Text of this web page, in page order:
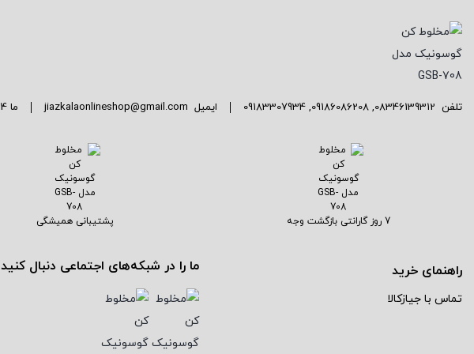
توستر
توستر نان
سالاد ساز
ساندویچ ساز
تلفن 08346139312
,
09186086208
,
09183307934 ایمیل jiazkalaonlineshop@gmail.com ما 24 ساعته 7 روز هفته پاسخگوی شما هستیم.
7 روز گارانتی بازگشت وجه پشتیبانی همیشگی
راهنمای خرید
تماس با جیازکالا
ما را در شبکه‌های اجتماعی دنبال کنید